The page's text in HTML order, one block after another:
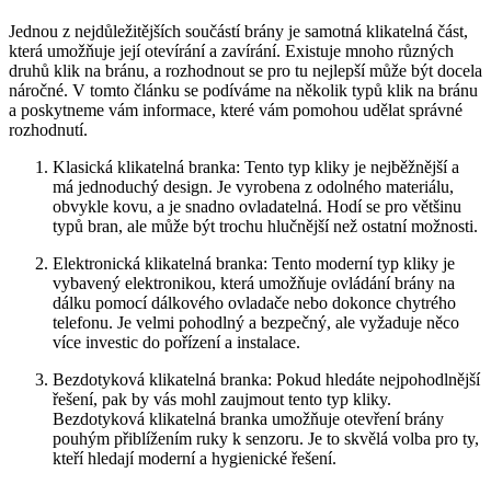
Jednou‍ z⁣ nejdůležitějších⁢ součástí brány je samotná klikatelná část,
která umožňuje její otevírání‍ a zavírání. Existuje mnoho různých
druhů klik na⁣ bránu, a rozhodnout ⁤se pro ⁣tu ‌nejlepší může být docela
náročné. V tomto ‍článku ⁣se podíváme⁣ na‌ několik typů ‌klik ‍na bránu
a poskytneme vám ⁣informace, které ⁤vám pomohou udělat správné
rozhodnutí.
Klasická⁣ klikatelná ⁤branka: Tento typ kliky je nejběžnější a
má jednoduchý design. Je vyrobena z odolného materiálu, ​
obvykle kovu, a je snadno​ ovladatelná. Hodí se pro většinu
typů bran, ale může být trochu hlučnější než ostatní možnosti.
Elektronická ⁤klikatelná branka: Tento moderní typ kliky je
vybavený elektronikou, která umožňuje‍ ovládání ‍brány na
dálku pomocí dálkového ovladače nebo​ dokonce chytrého
telefonu. Je velmi pohodlný a bezpečný, ale vyžaduje ⁣něco
více investic do pořízení a instalace.
Bezdotyková klikatelná ​branka: Pokud hledáte nejpohodlnější
řešení, pak by vás ‍mohl zaujmout tento typ kliky.
Bezdotyková​ klikatelná branka umožňuje otevření brány
pouhým⁣ přiblížením ruky k senzoru. Je to skvělá volba pro ty,
kteří ‌hledají ⁢moderní ‌a ⁢hygienické řešení.